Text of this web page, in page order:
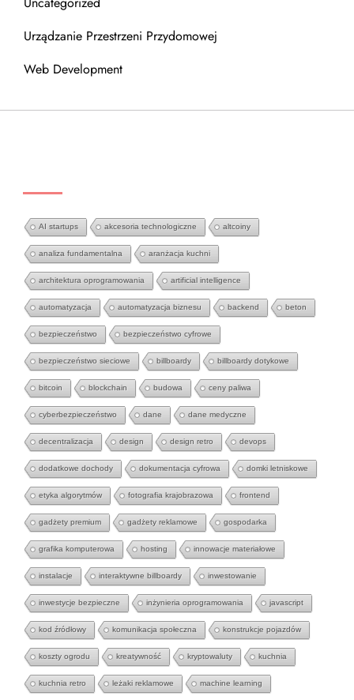
Urządzanie Przestrzeni Przydomowej
Web Development
AI startups akcesoria technologiczne altcoiny
analiza fundamentalna aranżacja kuchni
architektura oprogramowania artificial intelligence
automatyzacja automatyzacja biznesu backend beton
bezpieczeństwo bezpieczeństwo cyfrowe
bezpieczeństwo sieciowe billboardy billboardy dotykowe
bitcoin blockchain budowa ceny paliwa
cyberbezpieczeństwo dane dane medyczne
decentralizacja design design retro devops
dodatkowe dochody dokumentacja cyfrowa domki letniskowe
etyka algorytmów fotografia krajobrazowa frontend
gadżety premium gadżety reklamowe gospodarka
grafika komputerowa hosting innowacje materiałowe
instalacje interaktywne billboardy inwestowanie
inwestycje bezpieczne inżynieria oprogramowania javascript
kod źródłowy komunikacja społeczna konstrukcje pojazdów
koszty ogrodu kreatywność kryptowaluty kuchnia
kuchnia retro leżaki reklamowe machine learning